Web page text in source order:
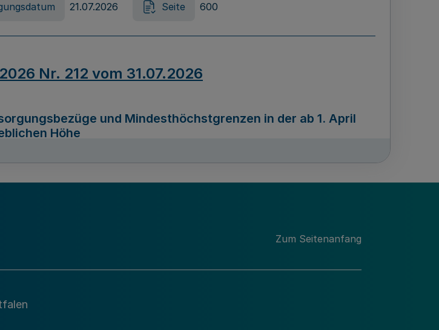
21.07.2026 Seite 600
Nr. 212 vom 31.07.2026
und Mindesthöchstgrenzen in der ab 1. April
Höhe
Durchführung des Förderprogramms „Mittelstand Innovativ &
Zum Seitenanfang